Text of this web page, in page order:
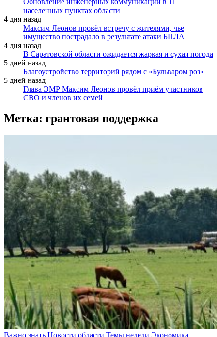
населенных пунктах области
4 дня назад
Максим Леонов провёл встречу с жителями, чье
имущество пострадало в результате атаки БПЛА
4 дня назад
В Саратовской области ожидается жаркая и сухая погода
5 дней назад
Благоустройство территорий рядом с «Бульваром роз»
5 дней назад
Глава ЭМР Максим Леонов провёл приём участников
СВО и членов их семей
Метка: грантовая поддержка
Важно знать Новости области Темы недели Экономика